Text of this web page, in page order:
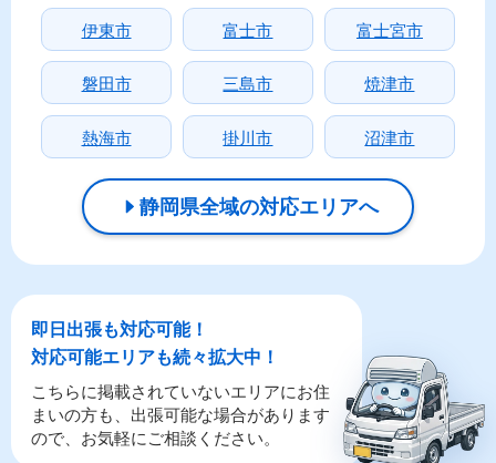
伊東市 富士市 富士宮市
磐田市 三島市 焼津市
熱海市 掛川市 沼津市
静岡県全域の対応エリアへ
即日出張も対応可能！
対応可能エリアも続々拡大中！
こちらに掲載されていないエリアにお住
まいの方も、出張可能な場合があります
ので、お気軽にご相談ください。